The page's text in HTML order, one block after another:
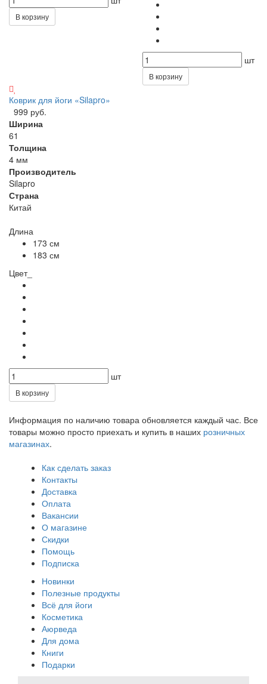
В корзину
шт
В корзину
Коврик для йоги «Silapro»‎
999 руб.
Ширина
61
Толщина
4 мм
Производитель
Silapro
Страна
Китай
Длина
173 см
183 см
Цвет_
шт
В корзину
Информация по наличию товара обновляется каждый час. Все
товары можно просто приехать и купить в наших розничных
магазинах.
Как сделать заказ
Контакты
Доставка
Оплата
Вакансии
О магазине
Скидки
Помощь
Подписка
Новинки
Полезные продукты
Всё для йоги
Косметика
Аюрведа
Для дома
Книги
Подарки